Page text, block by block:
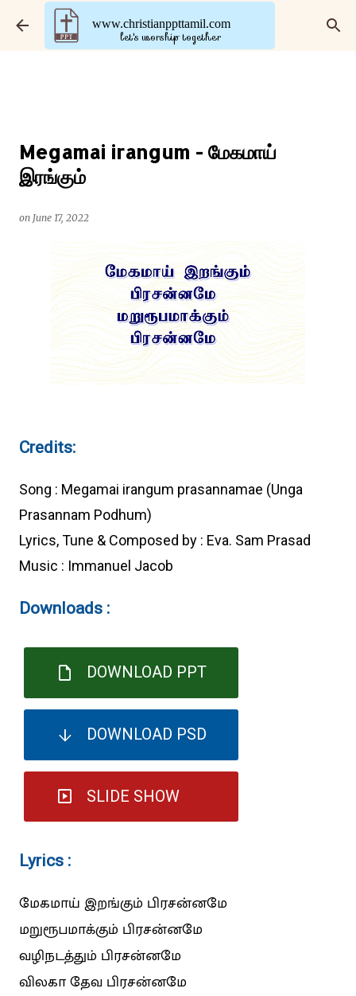
Skip to main content
www.christianppttamil.com
let's worship together
Megamai irangum - மேகமாய்
இரங்கும்
on June 17, 2022
Credits:
Song : Megamai irangum prasannamae (Unga
Prasannam Podhum)
Lyrics, Tune & Composed by : Eva. Sam Prasad
Music : Immanuel Jacob
Downloads :
DOWNLOAD PPT
DOWNLOAD PSD
SLIDE SHOW
Lyrics :
மேகமாய் இறங்கும் பிரசன்னமே
மறுரூபமாக்கும் பிரசன்னமே
வழிநடத்தும் பிரசன்னமே
விலகா தேவ பிரசன்னமே